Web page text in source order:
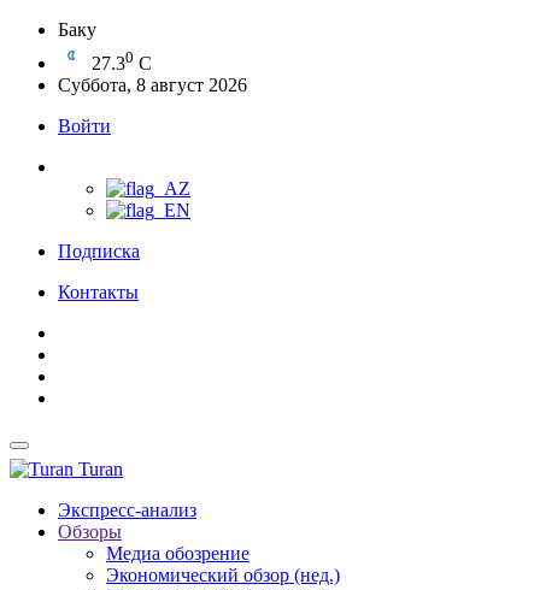
Баку
27.30 C
Суббота, 8 август 2026
Войти
Подписка
Контакты
Turan
Экспресс-анализ
Обзоры
Медиа обозрение
Экономический обзор (нед.)